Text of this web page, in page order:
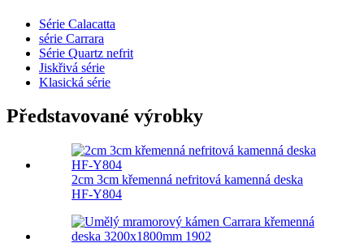
Série Calacatta
série Carrara
Série Quartz nefrit
Jiskřivá série
Klasická série
Představované výrobky
2cm 3cm křemenná nefritová kamenná deska
HF-Y804